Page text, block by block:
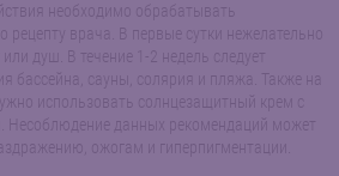
необходимо обрабатывать
врача. В первые сутки нежелательно
душ. В течение 1-2 недель следует
бассейна, сауны, солярия и пляжа. Также на
использовать солнцезащитный крем с
Несоблюдение данных рекомендаций может
ожогам и гиперпигментации.